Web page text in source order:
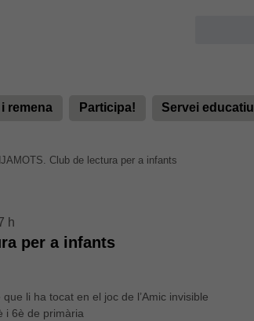
remena Participa! Servei educatiu
Club de lectura per a infants
h
per a infants
li ha tocat en el joc de l’Amic invisible
i 6è de primària